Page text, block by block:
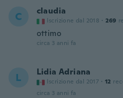
C claudia
Iscrizione dal 2018 · 269
ottimo
circa 3 anni fa
L Lidia Adriana
Iscrizione dal 2017 · 12
circa 3 anni fa